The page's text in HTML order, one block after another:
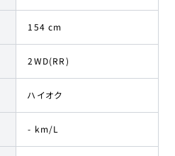
154 cm
2WD(RR)
ハイオク
- km/L